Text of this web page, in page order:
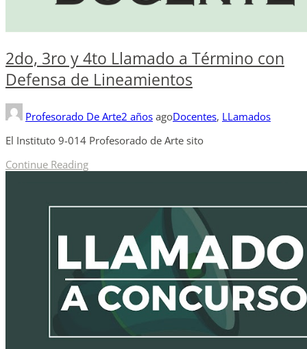
2do, 3ro y 4to Llamado a Término con
Defensa de Lineamientos
Profesorado De Arte2 años agoDocentes, LLamados
El Instituto 9-014 Profesorado de Arte sito
Continue Reading